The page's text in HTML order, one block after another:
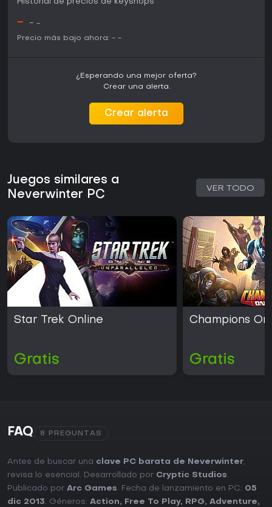
Historial de precios de keyshops
- - -
Precio más bajo ahora: - -
¿Esperando una mejor oferta?
Crear una alerta.
Crear alerta
Juegos similares a
Neverwinter PC
VER TODO
Star Trek Online
Gratis
Champions
Gratis
FAQ 8 PREGUNTAS
Antes de buscar una clave PC barata de Neverwinter,
revisa lo esencial. Desarrollado por Cryptic Studios.
Publicado por Arc Games. Fecha de lanzamiento en PC: 05
dic 2013. Géneros: Action, Free To Play, RPG, Adventure,